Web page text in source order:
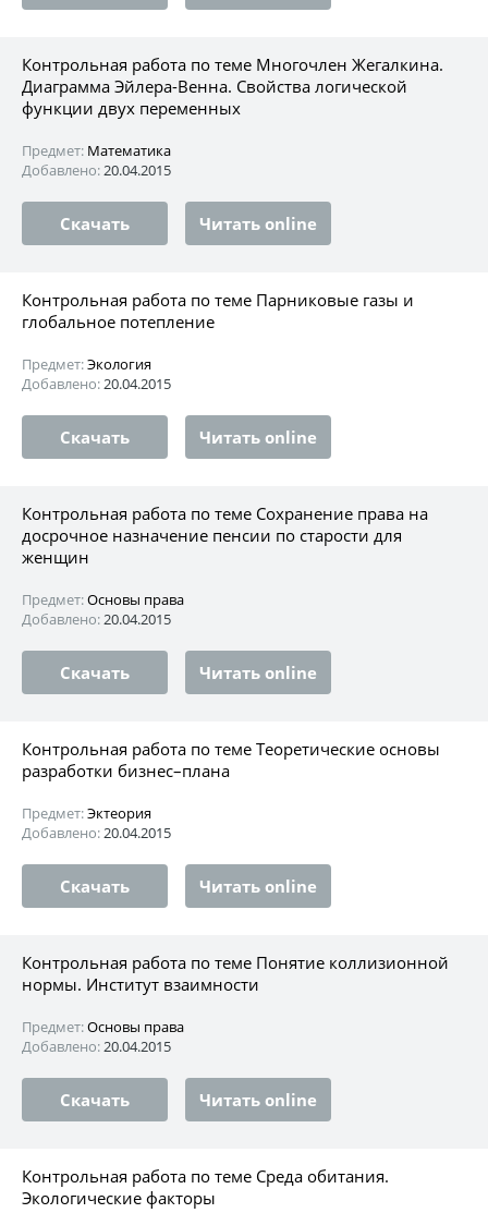
Контрольная работа по теме Многочлен Жегалкина.
Диаграмма Эйлера-Венна. Свойства логической
функции двух переменных
Предмет: Математика
Добавлено:20.04.2015
Скачать Читать online
Контрольная работа по теме Парниковые газы и
глобальное потепление
Предмет:Экология
Добавлено:20.04.2015
Скачать Читать online
Контрольная работа по теме Сохранение права на
досрочное назначение пенсии по старости для
женщин
Предмет:Основы права
Добавлено:20.04.2015
Скачать Читать online
Контрольная работа по теме Теоретические основы
разработки бизнес–плана
Предмет:Эктеория
Добавлено:20.04.2015
Скачать Читать online
Контрольная работа по теме Понятие коллизионной
нормы. Институт взаимности
Предмет:Основы права
Добавлено:20.04.2015
Скачать Читать online
Контрольная работа по теме Среда обитания.
Экологические факторы